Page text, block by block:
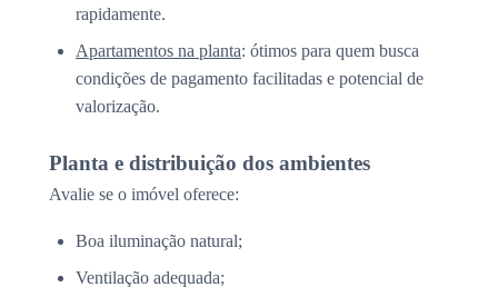
rapidamente.
Apartamentos na planta: ótimos para quem busca
condições de pagamento facilitadas e potencial de
valorização.
Planta e distribuição dos ambientes
Avalie se o imóvel oferece:
Boa iluminação natural;
Ventilação adequada;